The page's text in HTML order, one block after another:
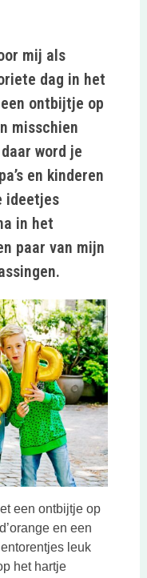
mij als
dag in het
ontbijtje op
misschien
word je
en kinderen
ideetjes
in het
paar van mijn
een ontbijtje op
en een
leuk
het hartje